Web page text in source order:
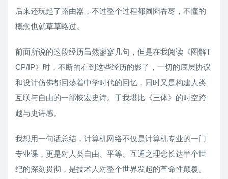
后来还玩起了路由器，不过整个过程都囫囵吞枣，不懂的
概念也就草草略过。
前面所说的这段经历虽然寥寥几句，但是在我阅读《图解T
CP/IP》时，不断的看到这些经历的影子，一切的底层协议
和设计仿佛都回荡着中学时代的回忆，同时又是构建人类
互联与自由的一部恢宏史诗。于我堪比《三体》的时空跨
越与史诗感。
我想用一句话总结，计算机网络不仅是计算机专业的一门
专业课，更是对人类自由、平等、互通之理念长达半个世
纪的深刻贯彻，是技术人对整个世界发起的革命性颠覆。